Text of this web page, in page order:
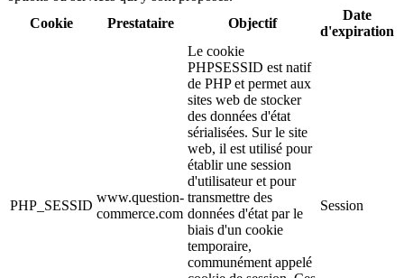
Cookie
Prestataire Objectif
Date
d'expiration
PHP_SESSID
www.question-
commerce.com
Le cookie
PHPSESSID est natif
de PHP et permet aux
sites web de stocker
des données d'état
sérialisées. Sur le site
web, il est utilisé pour
établir une session
d'utilisateur et pour
transmettre des
données d'état par le
biais d'un cookie
temporaire,
communément appelé
Session